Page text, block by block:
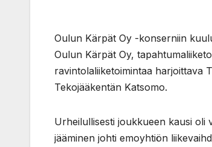
Oulun Kärpät Oy -konserniin
Oulun Kärpät Oy,
ravintolaliiketoimintaa harjoittava
Tekojääkentän Katsomo.
Urheilullisesti joukkueen kausi
jääminen johti emoyhtiön